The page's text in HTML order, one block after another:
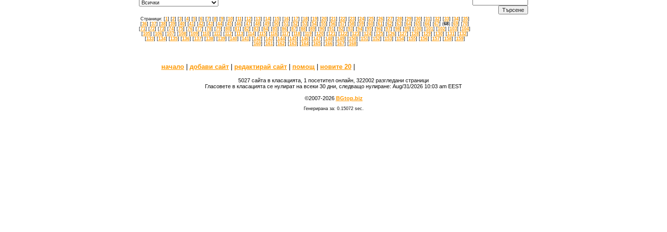
Страници: [1 ] [2] [3] [4] [5] [6] [7] [8] [9] [10] [11 ] [12] [13] [14] [15] [16] [17] [18] [19] [20] [21 ] [22] [23] [24] [25] [26] [27] [28] [29] [30] [31 ] [32] [33] [34] [35]
[36] [37] [38] [39] [40] [41 ] [42] [43] [44] [45] [46] [47] [48] [49] [50] [51 ] [52] [53] [54] [55] [56] [57] [58] [59] [60] [61 ] [62] [63] [64] [65] [66] [67] (68) [69] [70]
[71 ] [72] [73] [74] [75] [76] [77] [78] [79] [80] [81 ] [82] [83] [84] [85] [86] [87] [88] [89] [90] [91 ] [92] [93] [94] [95] [96] [97] [98] [99] [100] [101 ] [102] [103] [104]
[105] [106] [107] [108] [109] [110] [111 ] [112] [113] [114] [115] [116] [117] [118] [119] [120] [121 ] [122] [123] [124] [125] [126] [127] [128] [129] [130] [131 ] [132]
[133] [134] [135] [136] [137] [138] [139] [140] [141 ] [142] [143] [144] [145] [146] [147] [148] [149] [150] [151 ] [152] [153] [154] [155] [156] [157] [158] [159]
[160] [161 ] [162] [163] [164] [165] [166] [167] [168]
начало | добави сайт | редактирай сайт | помощ | новите 20 |
5027 сайта в класацията, 1 посетител онлайн, 322002 разгледани страници
Гласовете в класацията се нулират на всеки 30 дни, следващо нулиране: Aug/31/2026 10:03 am EEST
©2007-2026 BGtop.biz
Генерирана за: 0.15072 sec.